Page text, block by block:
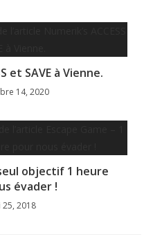
et SAVE à Vienne.
14, 2020
objectif 1 heure
évader !
25, 2018